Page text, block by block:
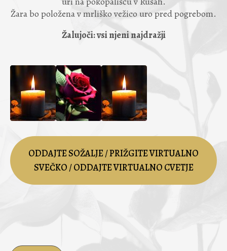
Žara bo položena v mrliško vežico uro pred pogrebom.
Žalujoči: vsi njeni najdražji
ODDAJTE SOŽALJE / PRIŽGITE VIRTUALNO
SVEČKO / ODDAJTE VIRTUALNO CVETJE